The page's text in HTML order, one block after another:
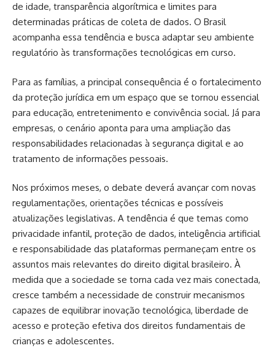
de idade, transparência algorítmica e limites para
determinadas práticas de coleta de dados. O Brasil
acompanha essa tendência e busca adaptar seu ambiente
regulatório às transformações tecnológicas em curso.
Para as famílias, a principal consequência é o fortalecimento
da proteção jurídica em um espaço que se tornou essencial
para educação, entretenimento e convivência social. Já para
empresas, o cenário aponta para uma ampliação das
responsabilidades relacionadas à segurança digital e ao
tratamento de informações pessoais.
Nos próximos meses, o debate deverá avançar com novas
regulamentações, orientações técnicas e possíveis
atualizações legislativas. A tendência é que temas como
privacidade infantil, proteção de dados, inteligência artificial
e responsabilidade das plataformas permaneçam entre os
assuntos mais relevantes do direito digital brasileiro. À
medida que a sociedade se torna cada vez mais conectada,
cresce também a necessidade de construir mecanismos
capazes de equilibrar inovação tecnológica, liberdade de
acesso e proteção efetiva dos direitos fundamentais de
crianças e adolescentes.